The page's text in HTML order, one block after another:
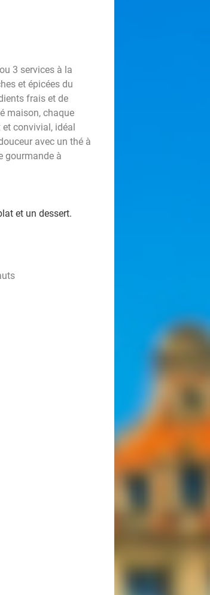
3 services à la
et épicées du
frais et de
maison, chaque
et convivial, idéal
avec un thé à
gourmande à
et un dessert.